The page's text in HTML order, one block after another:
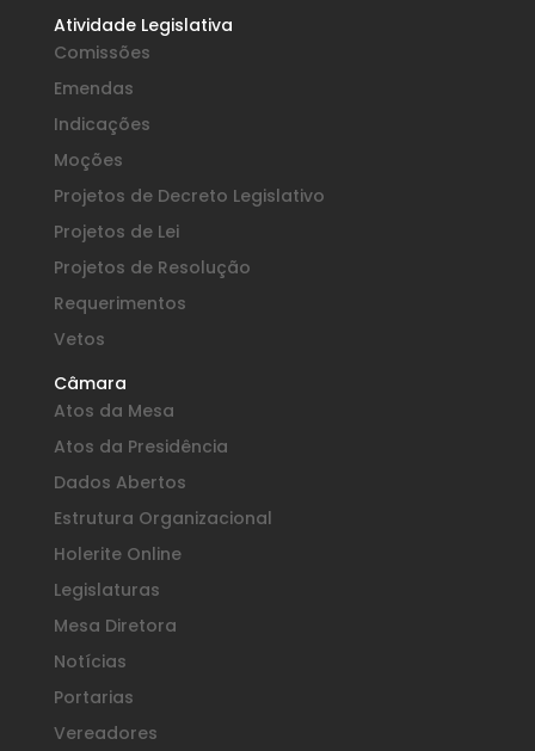
Atividade Legislativa
Comissões
Emendas
Indicações
Moções
Projetos de Decreto Legislativo
Projetos de Lei
Projetos de Resolução
Requerimentos
Vetos
Câmara
Atos da Mesa
Atos da Presidência
Dados Abertos
Estrutura Organizacional
Holerite Online
Legislaturas
Mesa Diretora
Notícias
Portarias
Vereadores